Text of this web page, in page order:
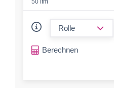
50 lfm
Berechnen